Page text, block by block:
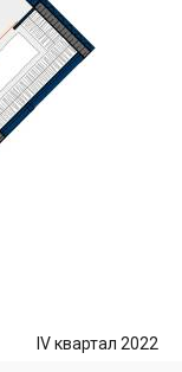
IV квартал 2022